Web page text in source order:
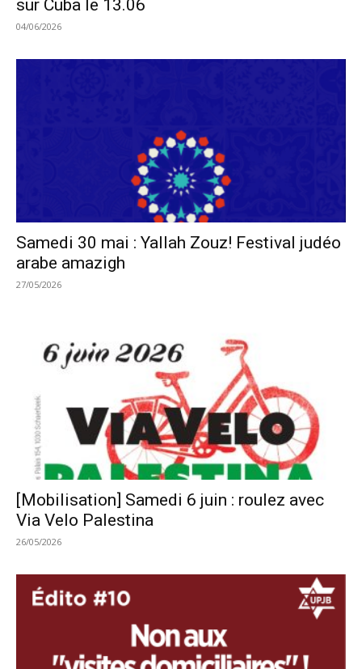
sur Cuba le 13.06
04/06/2026
Samedi 30 mai : Yallah Zouz! Festival judéo
arabe amazigh
27/05/2026
[Mobilisation] Samedi 6 juin : roulez avec
Via Velo Palestina
26/05/2026